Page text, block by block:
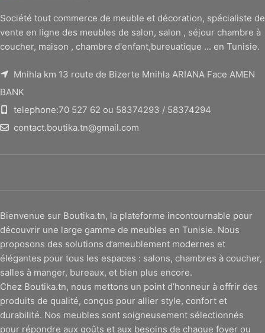
Société tout commerce de meuble et décoration, spécialiste de
vente en ligne des meubles de salon, salon , séjour chambre à
coucher, maison , chambre d'enfant,bureuatique ... en Tunisie.
Mnihla km 13 route de Bizerte Mnihla ARIANA Face AMEN
BANK
telephone:70 527 62 ou 58374293 / 58374294
contact.boutika.tn@gmail.com
Bienvenue sur Boutika.tn, la plateforme incontournable pour
découvrir une large gamme de meubles en Tunisie. Nous
proposons des solutions d’ameublement modernes et
élégantes pour tous les espaces : salons, chambres à coucher,
salles à manger, bureaux, et bien plus encore.
Chez Boutika.tn, nous mettons un point d’honneur à offrir des
produits de qualité, conçus pour allier style, confort et
durabilité. Nos meubles sont soigneusement sélectionnés
pour répondre aux goûts et aux besoins de chaque foyer ou